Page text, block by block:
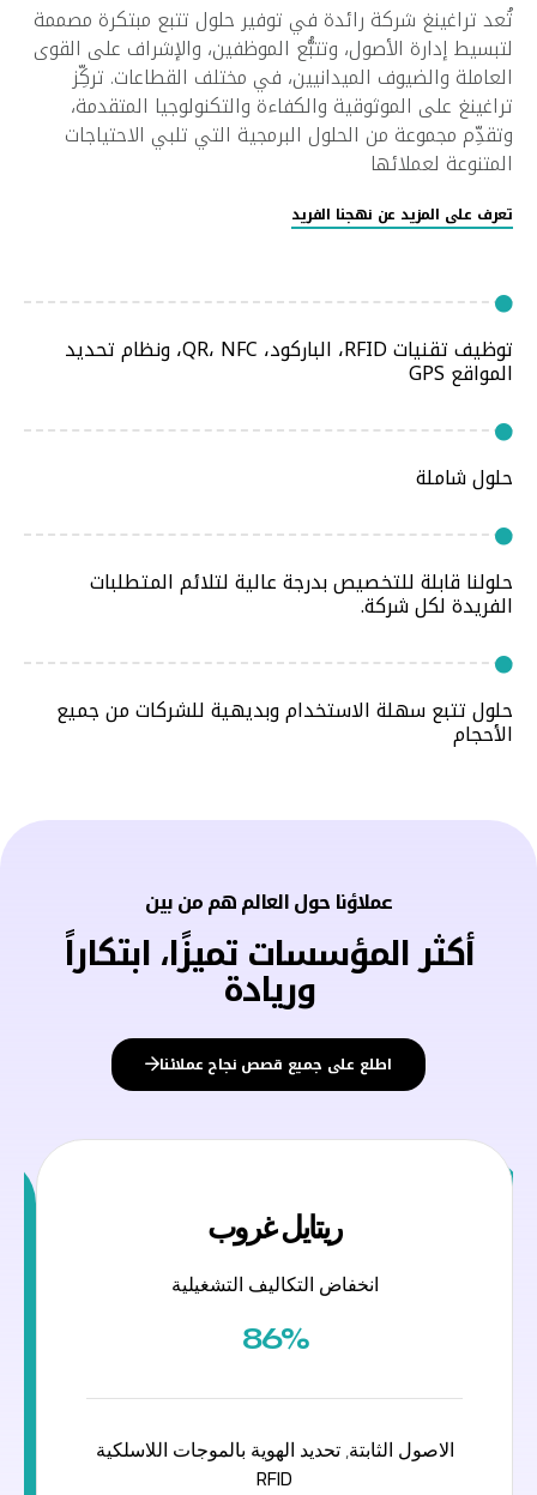
تُعد تراغينغ شركة رائدة في توفير حلول تتبع مبتكرة مصممة
لتبسيط إدارة الأصول، وتتبُّع الموظفين، والإشراف على القوى
العاملة والضيوف الميدانيين، في مختلف القطاعات. تركِّز
تراغينغ على الموثوقية والكفاءة والتكنولوجيا المتقدمة،
وتقدِّم مجموعة من الحلول البرمجية التي تلبي الاحتياجات
المتنوعة لعملائها
تعرف على المزيد عن نهجنا الفريد
توظيف تقنيات RFID، الباركود، QR، NFC، ونظام تحديد
المواقع GPS
حلول شاملة
حلولنا قابلة للتخصيص بدرجة عالية لتلائم المتطلبات
الفريدة لكل شركة.
حلول تتبع سهلة الاستخدام وبديهية للشركات من جميع
الأحجام
عملاؤنا حول العالم هم من بين
أكثر المؤسسات تميزًا، ابتكاراً
وريادة
اطلع على جميع قصص نجاح عملائنا
ريتايل غروب
انخفاض التكاليف التشغيلية
86%
الاصول الثابتة,تحديد الهوية بالموجات اللاسلكية
RFID